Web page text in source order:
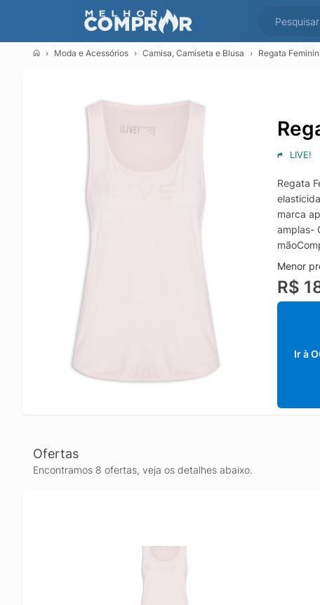
Moda e Acessórios Camisa, Camiseta e Blusa Regata
LIVE!
Regata
marca
amplas-
Menor
R$
Ir à
Ofertas
Encontramos 8 ofertas, veja os detalhes abaixo.